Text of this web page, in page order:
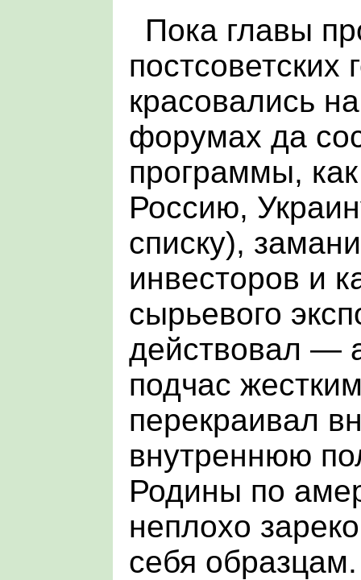
Пока главы
постсоветских
красовались
форумах да
программы,
Россию,
списку),
инвесторов и
сырьевого
действовал —
подчас
перекраивал
внутреннюю
Родины по
неплохо
себя образцам.